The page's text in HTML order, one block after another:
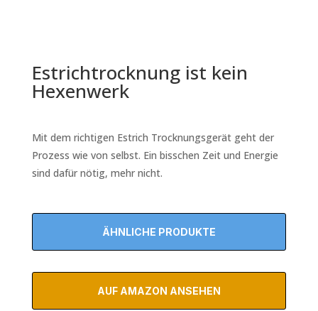
Estrichtrocknung ist kein
Hexenwerk
Mit dem richtigen Estrich Trocknungsgerät geht der
Prozess wie von selbst. Ein bisschen Zeit und Energie
sind dafür nötig, mehr nicht.
ÄHNLICHE PRODUKTE
AUF AMAZON ANSEHEN